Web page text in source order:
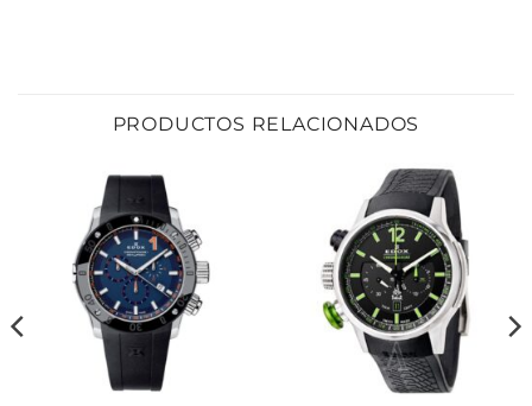
PRODUCTOS RELACIONADOS